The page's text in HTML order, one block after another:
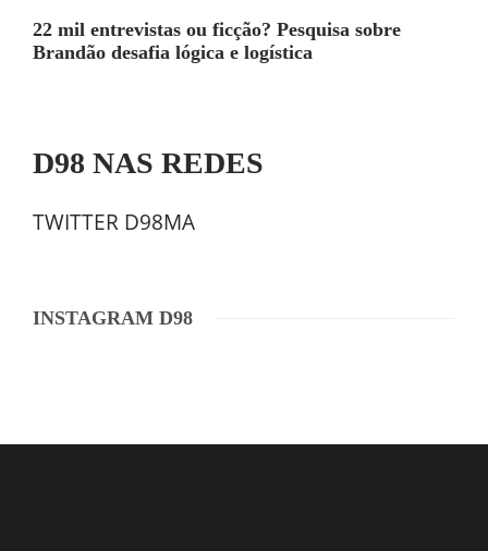
22 mil entrevistas ou ficção? Pesquisa sobre
Brandão desafia lógica e logística
D98 NAS REDES
TWITTER D98MA
INSTAGRAM D98